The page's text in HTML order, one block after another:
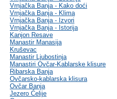
Vrnjačka Banja - Kako doći
Vrnjačka Banja - Klima
Vrnjačka Banja - Izvori
Vrnjačka Banja - Istorija
Kanjon Resave
Manastir Manasija
Kruševac
Manastir Ljubostinja
Manastiri Ovčar-Kablarske klisure
Ribarska Banja
Ovčarsko-kablarska klisura
Ovčar Banja
Jezero Ćelije